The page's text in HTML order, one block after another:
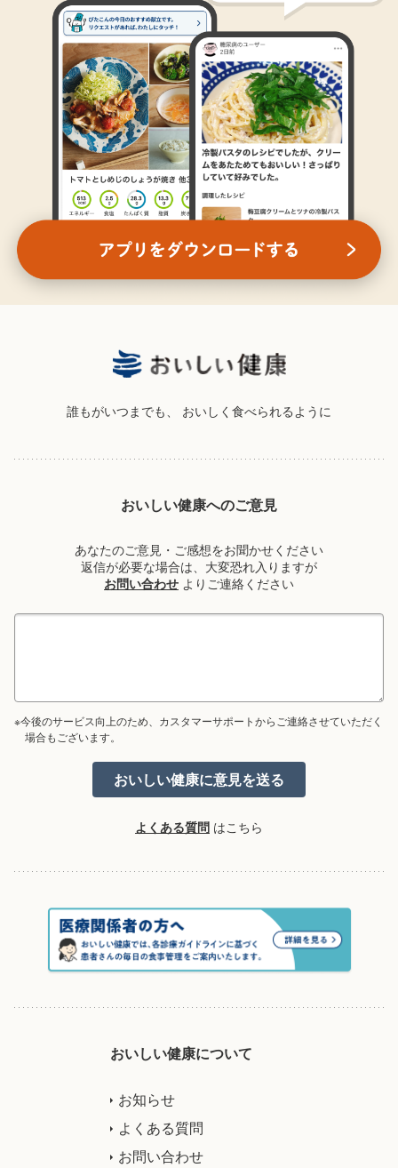
誰もがいつまでも、 おいしく食べられるように
おいしい健康へのご意見
あなたのご意見・ご感想をお聞かせください
返信が必要な場合は、大変恐れ入りますが
お問い合わせ よりご連絡ください
※今後のサービス向上のため、カスタマーサポートからご連絡させていただく
場合もございます。
よくある質問 はこちら
おいしい健康について
お知らせ
よくある質問
お問い合わせ